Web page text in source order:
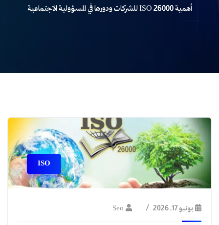
أهمية ISO 26000 للشركات ودورها في المسؤولية الاجتماعية
ISO
يونيو 17, 2026 Seo